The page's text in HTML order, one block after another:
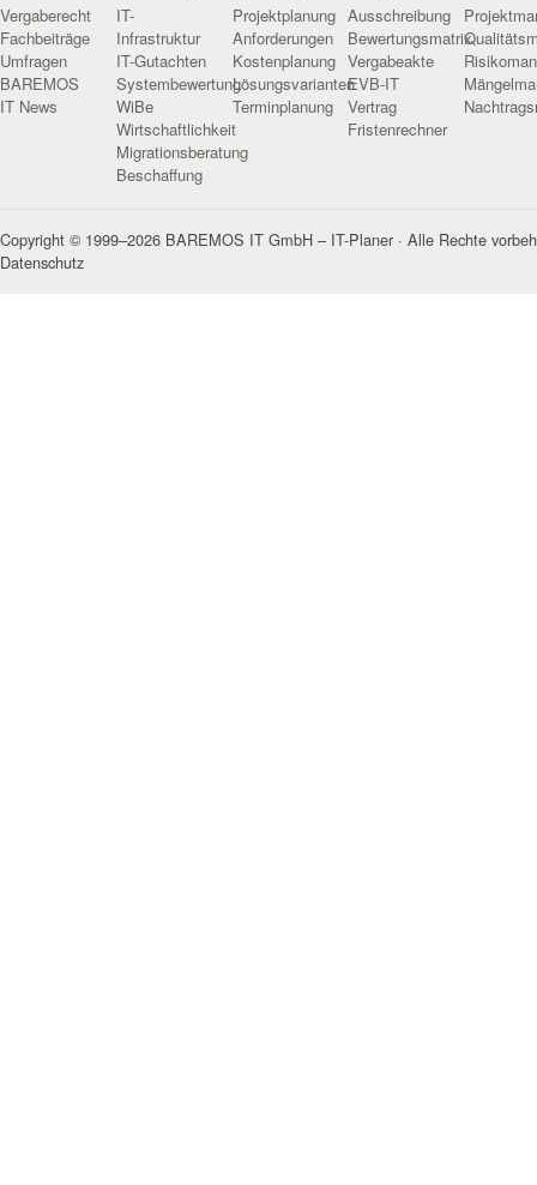
Vergaberecht
Fachbeiträge
Umfragen
BAREMOS
IT News
IT-
Infrastruktur
IT-Gutachten
Systembewertung
WiBe
Wirtschaftlichkeit
Migrationsberatung
Beschaffung
Projektplanung
Anforderungen
Kostenplanung
Lösungsvarianten
Terminplanung
Ausschreibung
Bewertungsmatrix
Vergabeakte
EVB-IT
Vertrag
Fristenrechner
Copyright © 1999–2026 BAREMOS IT GmbH – IT-Planer · Alle Rechte
Datenschutz